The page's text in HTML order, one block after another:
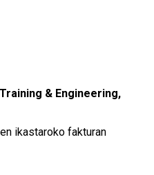
& Engineering,
ikastaroko fakturan